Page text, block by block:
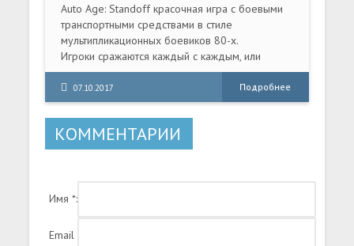
Auto Age: Standoff красочная игра с боевыми
транспортными средствами в стиле
мультипликационных боевиков 80-х.
Игроки сражаются каждый с каждым, или
объединяются в команды, чтобы сокрушить
оборону врага и машины,
07.10.2017 Подробнее
КОММЕНТАРИИ
Имя *:
Email